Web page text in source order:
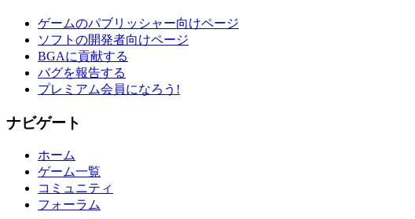
ゲームのパブリッシャー向けページ
ソフトの開発者向けページ
BGAに貢献する
バグを報告する
プレミアム会員になろう!
ナビゲート
ホーム
ゲーム一覧
コミュニティ
フォーラム